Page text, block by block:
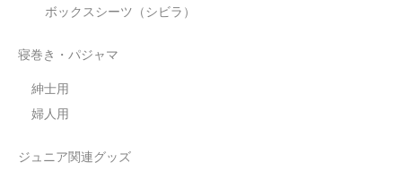
ボックスシーツ（シビラ）
寝巻き・パジャマ
紳士用
婦人用
ジュニア関連グッズ